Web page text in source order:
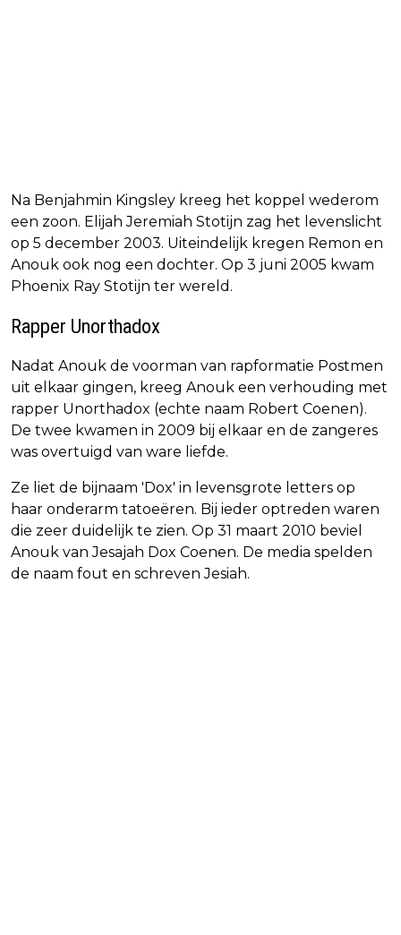
Na Benjahmin Kingsley kreeg het koppel wederom
een zoon. Elijah Jeremiah Stotijn zag het levenslicht
op 5 december 2003. Uiteindelijk kregen Remon en
Anouk ook nog een dochter. Op 3 juni 2005 kwam
Phoenix Ray Stotijn ter wereld.
Rapper Unorthadox
Nadat Anouk de voorman van rapformatie Postmen
uit elkaar gingen, kreeg Anouk een verhouding met
rapper Unorthadox (echte naam Robert Coenen).
De twee kwamen in 2009 bij elkaar en de zangeres
was overtuigd van ware liefde.
Ze liet de bijnaam 'Dox' in levensgrote letters op
haar onderarm tatoeëren. Bij ieder optreden waren
die zeer duidelijk te zien. Op 31 maart 2010 beviel
Anouk van Jesajah Dox Coenen. De media spelden
de naam fout en schreven Jesiah.